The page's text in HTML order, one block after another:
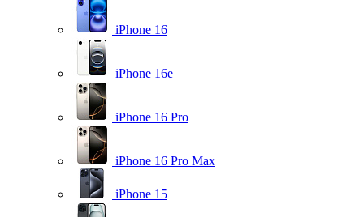
iPhone 16
iPhone 16e
iPhone 16 Pro
iPhone 16 Pro Max
iPhone 15